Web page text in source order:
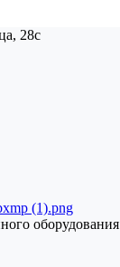
28с
оборудования